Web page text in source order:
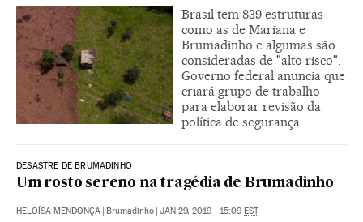
Brasil tem 839 estruturas
como as de Mariana e
Brumadinho e algumas são
consideradas de "alto risco".
Governo federal anuncia que
criará grupo de trabalho
para elaborar revisão da
política de segurança
DESASTRE DE BRUMADINHO
Um rosto sereno na tragédia de Brumadinho
HELOÍSA MENDONÇA | Brumadinho | JAN 29, 2019 - 15:09 EST